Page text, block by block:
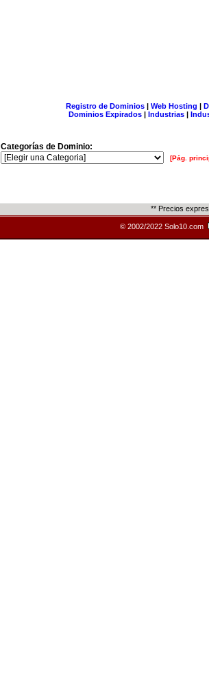
Registro de Dominios| Web Hosting |
Dominios Expirados | Industrias |
Categorías de Dominio:
[Pág.
** Precios
© 2002/2022 Solo10.com